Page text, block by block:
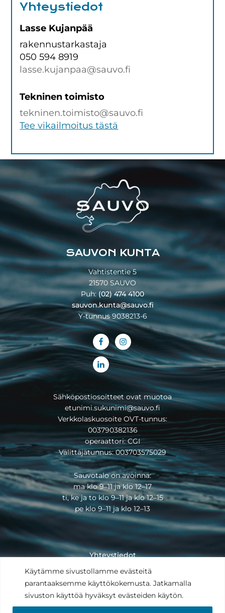
Käytämme sivustollamme evästeitä
parantaaksemme käyttökokemusta. Jatkamalla
sivuston käyttöä hyväksyt evästeiden käytön.
Yhteystiedot
Lasse Kujanpää
rakennustarkastaja
050 594 8919
lasse.kujanpaa@sauvo.fi
Tekninen toimisto
tekninen.toimisto@sauvo.fi
Tee vikailmoitus tästä
Footer
SAUVON KUNTA
Vahtistentie 5
21570 SAUVO
Puh:(02) 474 4100
sauvon.kunta@sauvo.fi
Y-tunnus 9038213-6
Sähköpostiosoitteet ovat muotoa
etunimi.sukunimi@sauvo.fi
Verkkolaskuosoite OVT-tunnus:
003790382136
operaattori: CGI
Välittäjätunnus: 003703575029
Sauvotalo on avoinna:
ma klo 9–11 ja klo 12–17
ti, ke ja to klo 9–11 ja klo 12–15
pe klo 9–11 ja klo 12–13
Yhteystiedot
Saavutettavuusseloste
Anna palautetta